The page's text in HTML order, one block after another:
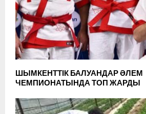
ШЫМКЕНТТІК БАЛУАНДАР ӘЛЕМ
ЧЕМПИОНАТЫНДА ТОП ЖАРДЫ